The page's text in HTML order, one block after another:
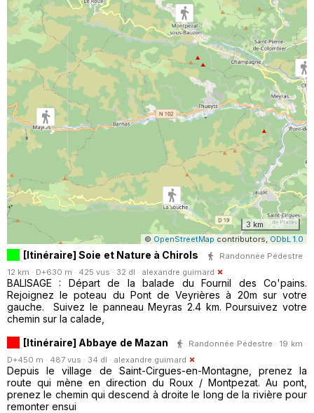
3 km
© OpenStreetMap contributors, ODbL 1.0
[Itinéraire] Soie et Nature à Chirols
Randonnée Pédestre ·
12 km · D+630 m · 425 vus · 32 dl · alexandre.guimard
BALISAGE : Départ de la balade du Fournil des Co'pains.
Rejoignez le poteau du Pont de Veyrières à 20m sur votre
gauche. Suivez le panneau Meyras 2.4 km. Poursuivez votre
chemin sur la calade,
[Itinéraire] Abbaye de Mazan
Randonnée Pédestre · 19 km ·
D+450 m · 487 vus · 34 dl · alexandre.guimard
Depuis le village de Saint-Cirgues-en-Montagne, prenez la
route qui mène en direction du Roux / Montpezat. Au pont,
prenez le chemin qui descend à droite le long de la rivière pour
remonter ensui